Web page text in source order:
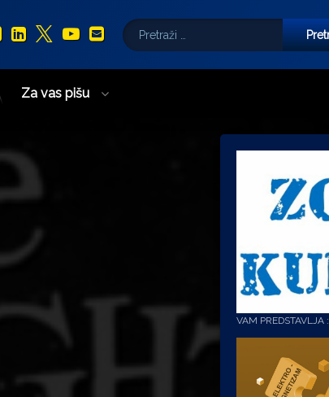
Facebook
LinkedIn
X.com
YouTube
E-mail
Pretraži:
Za vas pišu
VAM PREDSTAVLJA :